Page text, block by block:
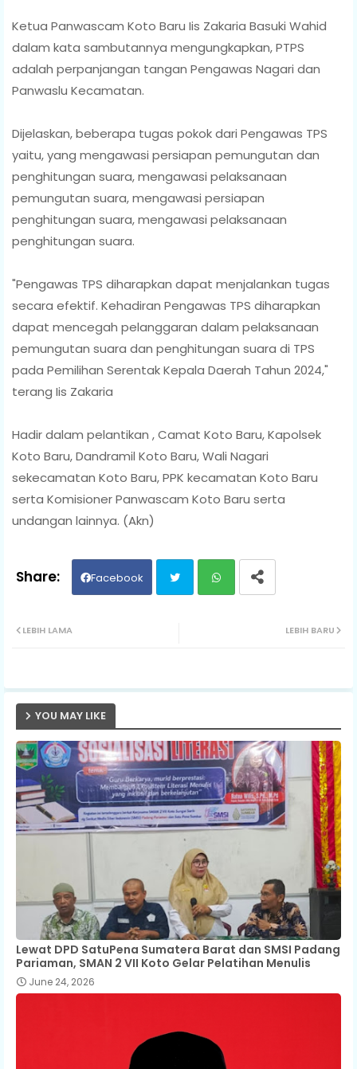
Ketua Panwascam Koto Baru Iis Zakaria Basuki Wahid
dalam kata sambutannya mengungkapkan, PTPS
adalah perpanjangan tangan Pengawas Nagari dan
Panwaslu Kecamatan.
Dijelaskan, beberapa tugas pokok dari Pengawas TPS
yaitu, yang mengawasi persiapan pemungutan dan
penghitungan suara, mengawasi pelaksanaan
pemungutan suara, mengawasi persiapan
penghitungan suara, mengawasi pelaksanaan
penghitungan suara.
"Pengawas TPS diharapkan dapat menjalankan tugas
secara efektif. Kehadiran Pengawas TPS diharapkan
dapat mencegah pelanggaran dalam pelaksanaan
pemungutan suara dan penghitungan suara di TPS
pada Pemilihan Serentak Kepala Daerah Tahun 2024,"
terang Iis Zakaria
Hadir dalam pelantikan , Camat Koto Baru, Kapolsek
Koto Baru, Dandramil Koto Baru, Wali Nagari
sekecamatan Koto Baru, PPK kecamatan Koto Baru
serta Komisioner Panwascam Koto Baru serta
undangan lainnya. (Akn)
Facebook
ap
LEBIH BARU
LEBIH LAMA
YOU MAY LIKE
Lewat DPD SatuPena Sumatera Barat dan SMSI Padang
Pariaman, SMAN 2 VII Koto Gelar Pelatihan Menulis
June 24, 2026